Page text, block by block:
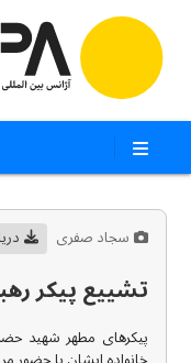
سجاد صفری
تشییع پیکر
پیکرهای مطهر شهید